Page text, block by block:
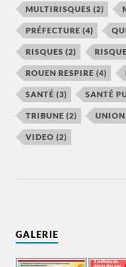
MULTIRISQUES (2)
PRÉFECTURE (4)
RISQUES (2)
ROUEN RESPIRE (4)
SANTÉ (3) SANTÉ
TRIBUNE (2) UNION
VIDEO (2)
GALERIE